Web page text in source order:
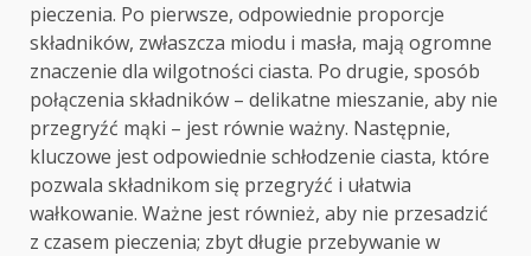
pieczenia. Po pierwsze, odpowiednie proporcje
składników, zwłaszcza miodu i masła, mają ogromne
znaczenie dla wilgotności ciasta. Po drugie, sposób
połączenia składników – delikatne mieszanie, aby nie
przegryźć mąki – jest równie ważny. Następnie,
kluczowe jest odpowiednie schłodzenie ciasta, które
pozwala składnikom się przegryźć i ułatwia
wałkowanie. Ważne jest również, aby nie przesadzić
z czasem pieczenia; zbyt długie przebywanie w